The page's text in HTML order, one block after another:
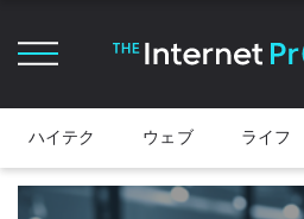
ハイテク ウェブ ライフ